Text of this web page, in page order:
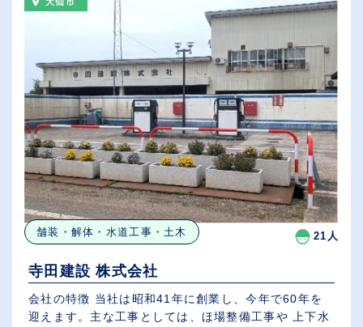
舗装・解体・水道工事・土木 21人
寺田建設 株式会社
会社の特徴 当社は昭和41年に創業し、今年で60年を
迎えます。主な工事としては、ほ場整備工事や 上下水